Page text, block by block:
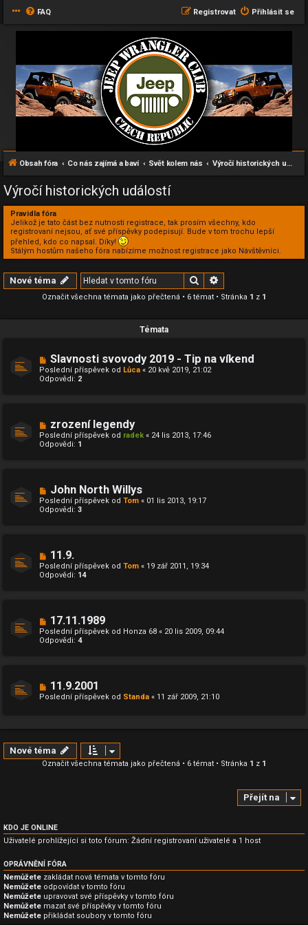
FAQ Přihlásit se
Registrovat
Obsah fóra Co nás zajímá a baví Svět kolem nás Výročí historických událostí
Výročí historických událostí
Pravidla fóra
Jelikož je tato část bez nutnosti registrace, tak prosím všechny, kdo
registrovaní nejsou, ať své příspěvky podepisují. Bude v tom trochu lepší
přehled, kdo co napsal. Díky!
Stálým hostům našeho fóra nabízíme možnost registrace jako Návštěvníci.
Nové téma Hledat
Označit všechna témata jako přečtená • 6 témat • Stránka 1 z 1
Témata
Slavnosti svovody 2019 - Tip na víkend
Poslední příspěvek od Lůca « 20 kvě 2019, 21:02
Odpovědi: 2
zrození legendy
Poslední příspěvek od radek « 24 lis 2013, 17:46
Odpovědi: 1
John North Willys
Poslední příspěvek od Tom « 01 lis 2013, 19:17
Odpovědi: 3
11.9.
Poslední příspěvek od Tom « 19 zář 2011, 19:34
Odpovědi: 14
17.11.1989
Poslední příspěvek od Honza 68 « 20 lis 2009, 09:44
Odpovědi: 4
11.9.2001
Poslední příspěvek od Standa « 11 zář 2009, 21:10
Nové téma
Označit všechna témata jako přečtená • 6 témat • Stránka 1 z 1
Přejít na
KDO JE ONLINE
Uživatelé prohlížející si toto fórum: Žádní registrovaní uživatelé a 1 host
OPRÁVNĚNÍ FÓRA
Nemůžete zakládat nová témata v tomto fóru
Nemůžete odpovídat v tomto fóru
Nemůžete upravovat své příspěvky v tomto fóru
Nemůžete mazat své příspěvky v tomto fóru
Nemůžete přikládat soubory v tomto fóru